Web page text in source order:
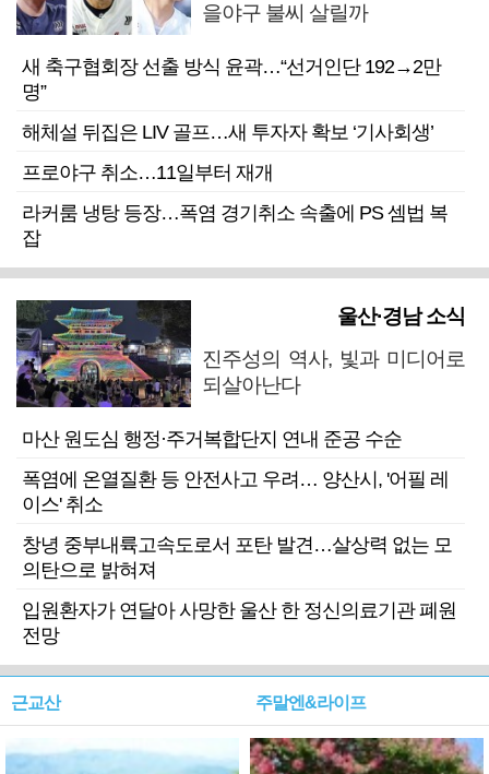
을야구 불씨 살릴까
새 축구협회장 선출 방식 윤곽…“선거인단 192→2만
명”
해체설 뒤집은 LIV 골프…새 투자자 확보 ‘기사회생’
프로야구 취소…11일부터 재개
라커룸 냉탕 등장…폭염 경기취소 속출에 PS 셈법 복
잡
울산·경남 소식
진주성의 역사, 빛과 미디어로
되살아난다
마산 원도심 행정·주거복합단지 연내 준공 수순
폭염에 온열질환 등 안전사고 우려… 양산시, '어필 레
이스' 취소
창녕 중부내륙고속도로서 포탄 발견…살상력 없는 모
의탄으로 밝혀져
입원환자가 연달아 사망한 울산 한 정신의료기관 폐원
전망
근교산 주말엔&라이프